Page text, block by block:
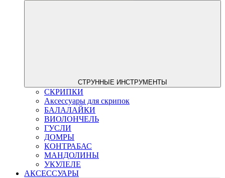
СТРУННЫЕ ИНСТРУМЕНТЫ
СКРИПКИ
Аксессуары для скрипок
БАЛАЛАЙКИ
ВИОЛОНЧЕЛЬ
ГУСЛИ
ДОМРЫ
КОНТРАБАС
МАНДОЛИНЫ
УКУЛЕЛЕ
АКСЕССУАРЫ